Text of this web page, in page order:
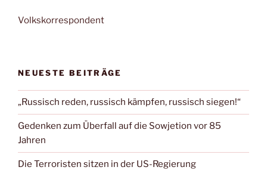
Volkskorrespondent
NEUESTE BEITRÄGE
„Russisch reden, russisch kämpfen, russisch siegen!“
Gedenken zum Überfall auf die Sowjetion vor 85
Jahren
Die Terroristen sitzen in der US-Regierung